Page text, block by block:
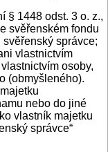
§ 1448 odst. 3 o. z.,
svěřenském fondu
správce;
vlastnictvím
osoby,
(obmyšleného).
nebo do jiné
vlastník majetku
správce“